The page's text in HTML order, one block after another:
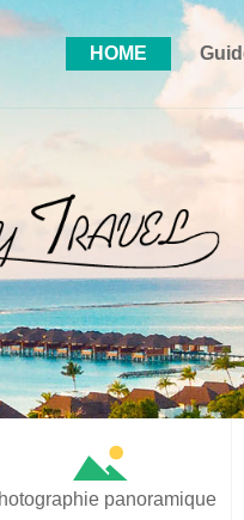
HOME
Photographie panoramique